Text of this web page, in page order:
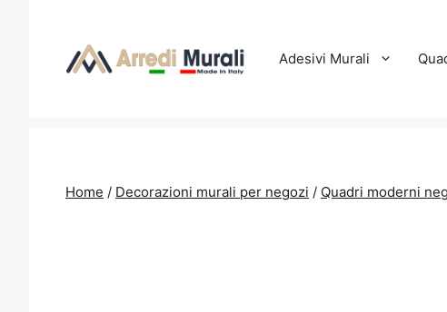
Adesivi Murali
Home / Decorazioni murali per negozi / Quadri moderni